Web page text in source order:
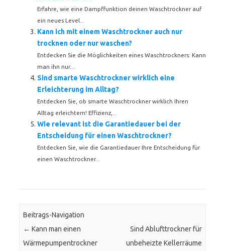
Erfahre, wie eine Dampffunktion deinen Waschtrockner auf
ein neues Level...
Kann ich mit einem Waschtrockner auch nur
trocknen oder nur waschen?
Entdecken Sie die Möglichkeiten eines Waschtrockners: Kann
man ihn nur...
Sind smarte Waschtrockner wirklich eine
Erleichterung im Alltag?
Entdecken Sie, ob smarte Waschtrockner wirklich Ihren
Alltag erleichtern! Effizienz,...
Wie relevant ist die Garantiedauer bei der
Entscheidung für einen Waschtrockner?
Entdecken Sie, wie die Garantiedauer Ihre Entscheidung für
einen Waschtrockner...
Beitrags-Navigation
← Kann man einen
Wärmepumpentrockner
Sind Ablufttrockner für
unbeheizte Kellerräume